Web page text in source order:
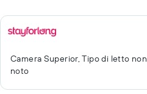
Camera Superior, Tipo di letto non
noto